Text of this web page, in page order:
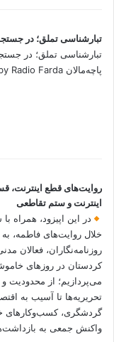
تبارشناسی تملق؛ در
تبارشناسی تملق؛ در
پاچه‌مالان by Radio Farda رادیو فردا
روایت‌های قطع
اینترنت و ستم تقاطعی
در این اپیزود، همراه با
خلال روایت‌های فاطمه، به
روزنامه‌نگاران، فعالان
کردستان در روزهای
می‌پردازیم؛ از محدودیت
تحریریه‌ها تا آسیب به
گردشگری، کسب‌وکارهای
واکنش جمعی به